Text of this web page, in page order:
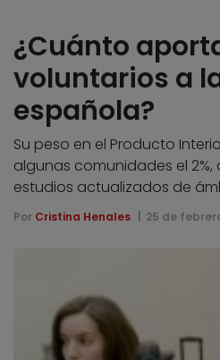
¿Cuánto
voluntarios a
española?
Su peso en el Producto
algunas comunidades el
estudios actualizados de
Por Cristina Henales 25 de